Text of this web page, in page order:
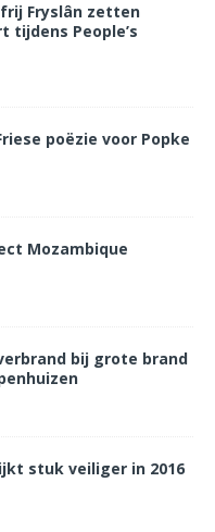
Fryslân zetten
tijdens People’s
poëzie voor Popke
Mozambique
bij grote brand
stuk veiliger in 2016